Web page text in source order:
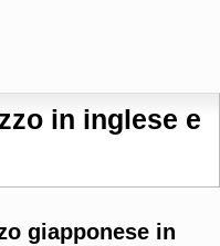
in inglese e
giapponese in